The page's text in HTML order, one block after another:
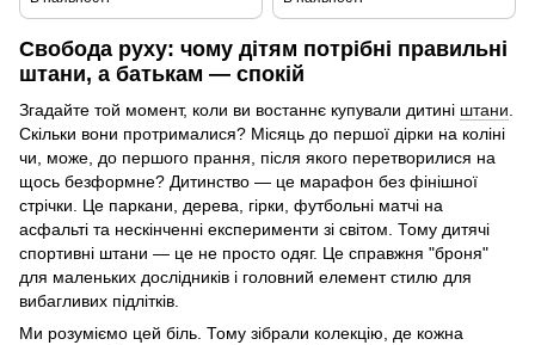
Свобода руху: чому дітям потрібні правильні
штани, а батькам — спокій
Згадайте той момент, коли ви востаннє купували дитині штани
Скільки вони протрималися? Місяць до першої дірки на коліні
чи, може, до першого прання, після якого перетворилися на
щось безформне? Дитинство — це марафон без фінішної
стрічки. Це паркани, дерева, гірки, футбольні матчі на
асфальті та нескінченні експерименти зі світом. Тому дитячі
спортивні штани — це не просто одяг. Це справжня "броня"
для маленьких дослідників і головний елемент стилю для
вибагливих підлітків.
Ми розуміємо цей біль. Тому зібрали колекцію, де кожна